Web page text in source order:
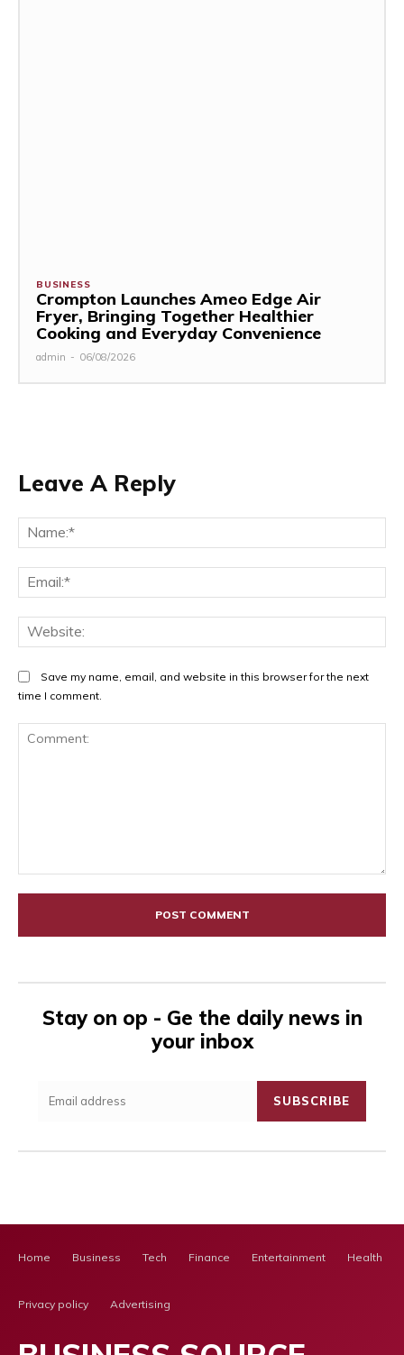
BUSINESS
Crompton Launches Ameo Edge Air
Fryer, Bringing Together Healthier
Cooking and Everyday Convenience
admin - 06/08/2026
Leave A Reply
Save my name, email, and website in this browser for the next
time I comment.
Stay on op - Ge the daily news in
your inbox
SUBSCRIBE
Home Business Tech Finance Entertainment Health
Privacy policy Advertising